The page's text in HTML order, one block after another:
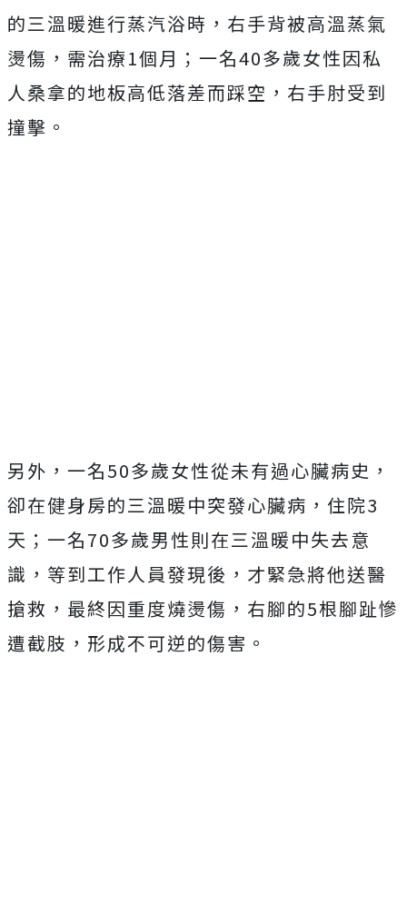
的三溫暖進行蒸汽浴時，右手背被高溫蒸氣
燙傷，需治療1個月；一名40多歲女性因私
人桑拿的地板高低落差而踩空，右手肘受到
撞擊。
另外，一名50多歲女性從未有過心臟病史，
卻在健身房的三溫暖中突發心臟病，住院3
天；一名70多歲男性則在三溫暖中失去意
識，等到工作人員發現後，才緊急將他送醫
搶救，最終因重度燒燙傷，右腳的5根腳趾慘
遭截肢，形成不可逆的傷害。